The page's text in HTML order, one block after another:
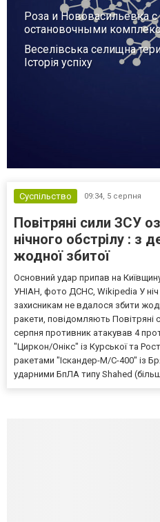
Роза и Нововасильевка
остановочными
Веселівська селищна
Історія успіху
Суспільство 09:34, 5 серпня
Повітряні сили ЗСУ
нічного обстрілу : з
жодної збитої
Основний удар припав на
УНІАН, фото ДСНС, Wikipedia У ніч
захисникам не вдалося збити
ракети, повідомляють Повітряні
серпня противник атакував 4
"Циркон/Онікс" із Курської та
ракетами "Іскандер-М/С-400" із
ударними БпЛА типу Shahed